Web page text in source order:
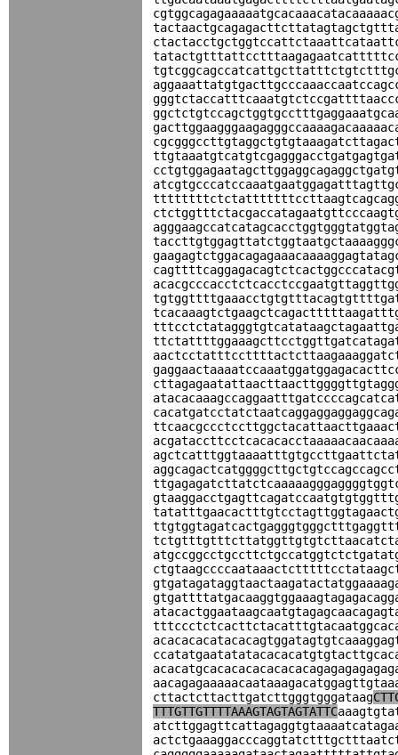
cttactcttacttgatcttgggtgggataag
TTTGTTGTTTTAAAGTAGTAGTATTC